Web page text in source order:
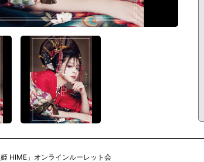
HIME」オンラインルーレット会